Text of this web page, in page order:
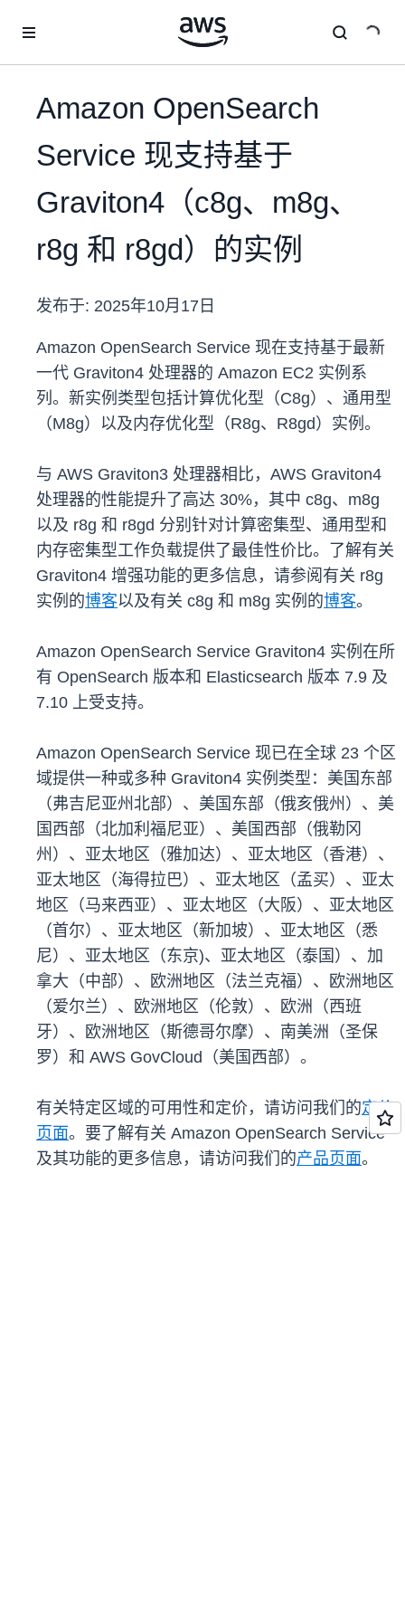
Amazon OpenSearch
Service 现支持基于
Graviton4（c8g、m8g、
r8g 和 r8gd）的实例
发布于: 2025年10月17日
Amazon OpenSearch Service 现在支持基于最新
一代 Graviton4 处理器的 Amazon EC2 实例系
列。新实例类型包括计算优化型（C8g）、通用型
（M8g）以及内存优化型（R8g、R8gd）实例。
与 AWS Graviton3 处理器相比，AWS Graviton4
处理器的性能提升了高达 30%，其中 c8g、m8g
以及 r8g 和 r8gd 分别针对计算密集型、通用型和
内存密集型工作负载提供了最佳性价比。了解有关
Graviton4 增强功能的更多信息，请参阅有关 r8g
实例的博客以及有关 c8g 和 m8g 实例的博客。
Amazon OpenSearch Service Graviton4 实例在所
有 OpenSearch 版本和 Elasticsearch 版本 7.9 及
7.10 上受支持。
Amazon OpenSearch Service 现已在全球 23 个区
域提供一种或多种 Graviton4 实例类型：美国东部
（弗吉尼亚州北部）、美国东部（俄亥俄州）、美
国西部（北加利福尼亚）、美国西部（俄勒冈
州）、亚太地区（雅加达）、亚太地区（香港）、
亚太地区（海得拉巴）、亚太地区（孟买）、亚太
地区（马来西亚）、亚太地区（大阪）、亚太地区
（首尔）、亚太地区（新加坡）、亚太地区（悉
尼）、亚太地区（东京)、亚太地区（泰国）、加
拿大（中部）、欧洲地区（法兰克福）、欧洲地区
（爱尔兰）、欧洲地区（伦敦）、欧洲（西班
牙）、欧洲地区（斯德哥尔摩）、南美洲（圣保
罗）和 AWS GovCloud（美国西部）。
有关特定区域的可用性和定价，请访问我们的定价
页面。要了解有关 Amazon OpenSearch Service
及其功能的更多信息，请访问我们的产品页面。